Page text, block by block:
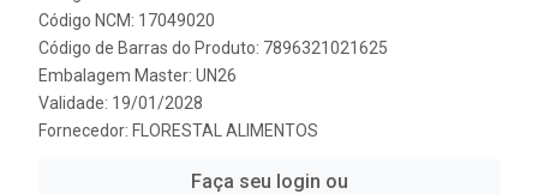
Código NCM: 17049020
Código de Barras do Produto: 7896321021625
Embalagem Master: UN26
Validade: 19/01/2028
Fornecedor: FLORESTAL ALIMENTOS
Faça seu login ou